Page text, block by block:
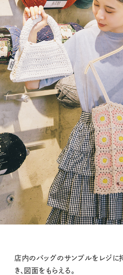
店内のバッグのサンプルをレジに
き、図面をもらえる。